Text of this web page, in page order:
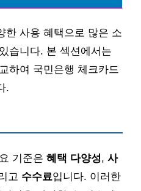
한 사용 혜택으로 많은 소
습니다. 본 섹션에서는
하여 국민은행 체크카드
.
기준은 혜택 다양성, 사
고 수수료입니다. 이러한